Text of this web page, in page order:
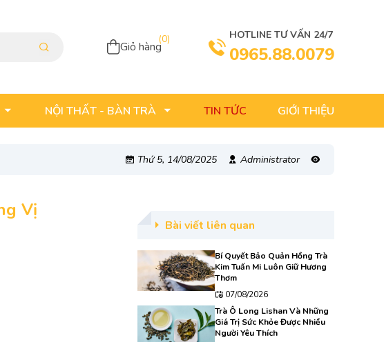
Giỏ hàng
(0) HOTLINE TƯ VẤN 24/7
0965.88.0079
NỘI THẤT - BÀN TRÀ TIN TỨC GIỚI THIỆU
Thứ 5, 14/08/2025 Administrator
Vị
Bài viết liên quan
Bí Quyết Bảo Quản Hồng Trà
Kim Tuấn Mi Luôn Giữ Hương
Thơm
07/08/2026
Trà Ô Long Lishan Và Những
Giá Trị Sức Khỏe Được Nhiều
Người Yêu Thích